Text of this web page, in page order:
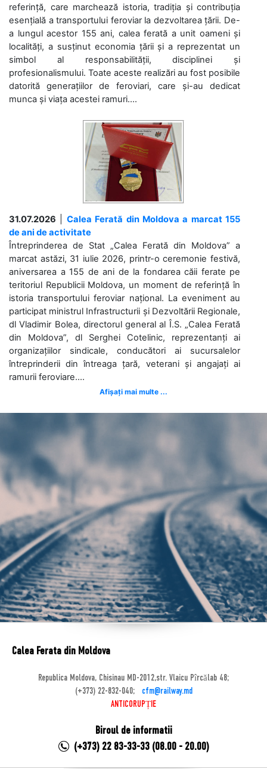
referință, care marchează istoria, tradiția și contribuția
esențială a transportului feroviar la dezvoltarea țării. De-
a lungul acestor 155 ani, calea ferată a unit oameni și
localități, a susținut economia țării și a reprezentat un
simbol al responsabilității, disciplinei și
profesionalismului. Toate aceste realizări au fost posibile
datorită generațiilor de feroviari, care și-au dedicat
munca și viața acestei ramuri....
31.07.2026
Calea Ferată din Moldova a marcat 155
de ani de activitate
Întreprinderea de Stat „Calea Ferată din Moldova” a
marcat astăzi, 31 iulie 2026, printr-o ceremonie festivă,
aniversarea a 155 de ani de la fondarea căii ferate pe
teritoriul Republicii Moldova, un moment de referință în
istoria transportului feroviar național. La eveniment au
participat ministrul Infrastructurii și Dezvoltării Regionale,
dl Vladimir Bolea, directorul general al Î.S. „Calea Ferată
din Moldova”, dl Serghei Cotelinic, reprezentanți ai
organizațiilor sindicale, conducători ai sucursalelor
întreprinderii din întreaga țară, veterani și angajați ai
ramurii feroviare....
Afișați mai multe ...
Calea Ferata din Moldova
Republica Moldova, Chisinau MD-2012,str. Vlaicu Pîrcălab 48;
(+373) 22-832-040;
cfm@railway.md
ANTICORUPȚIE
Biroul de informatii
(+373) 22 83-33-33 (08.00 - 20.00)